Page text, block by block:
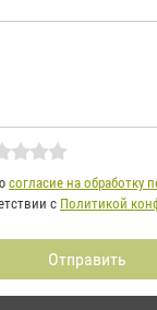
согласие на обработку
с Политикой